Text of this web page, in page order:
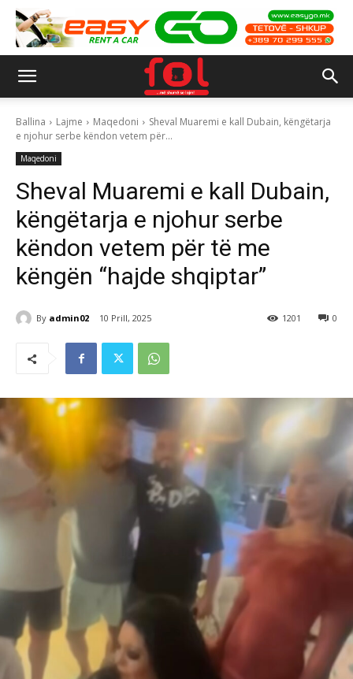
Ballina Lajme Maqedoni
Sheval Muaremi e kall Dubain, këngëtarja
e njohur serbe këndon vetem për...
Maqedoni
Sheval Muaremi e kall Dubain,
këngëtarja e njohur serbe
këndon vetem për të me
këngën “hajde shqiptar”
By admin02 10 Prill, 2025 0
1201